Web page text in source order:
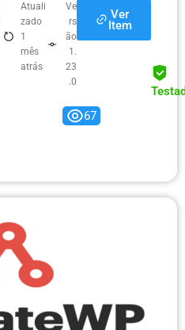
Atuali
zado
1
mês
atrás
Ve
rs
ão
1.
23
.0
Ver
Item
67